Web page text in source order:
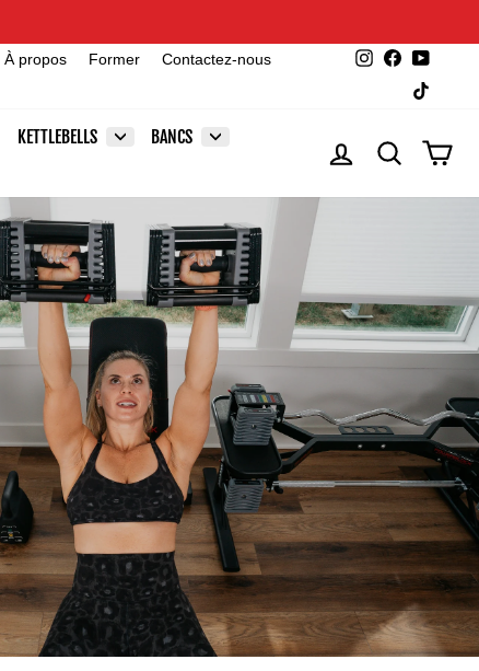
À propos Former
Contactez-nous
Instagram
Facebook
KETTLEBELLS
BANCS
SE CONNECTER